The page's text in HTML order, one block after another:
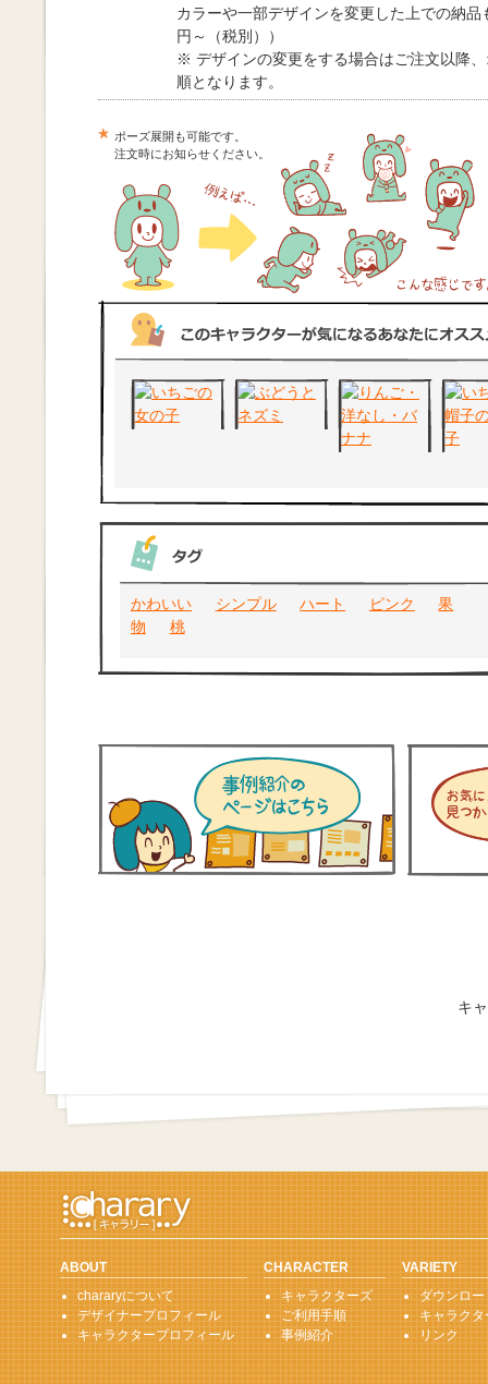
カラーや一部デザインを変更した上での納
円～（税別））
※ デザインの変更をする場合はご注文以降
順となります。
ポーズ展開も可能です。
注文時にお知らせください。
かわいい シンプル ハート ピンク
果
物
桃
キ
ABOUT
chararyについて
デザイナープロフィール
キャラクタープロフィール
CHARACTER
キャラクターズ
ご利用手順
事例紹介
VARIETY
ダウンロ
キャラク
リンク